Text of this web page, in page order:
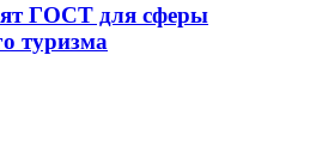
ГОСТ для сферы
туризма